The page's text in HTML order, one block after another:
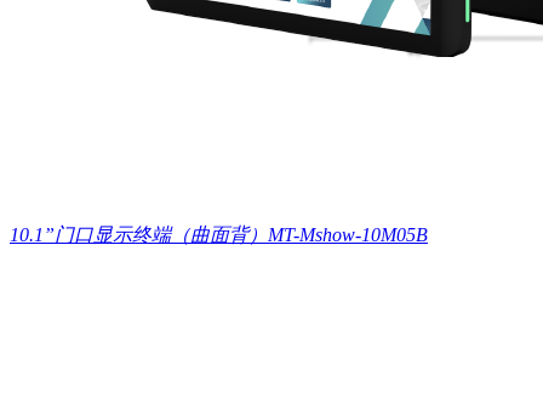
10.1”门口显示终端（曲面背）MT-Mshow-10M05B